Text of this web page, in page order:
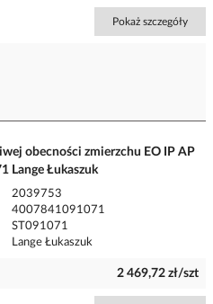
Pokaż szczegóły
obecności zmierzchu EO IP AP
Lange Łukaszuk
2039753
4007841091071
ST091071
Lange Łukaszuk
2 469,72 zł/szt